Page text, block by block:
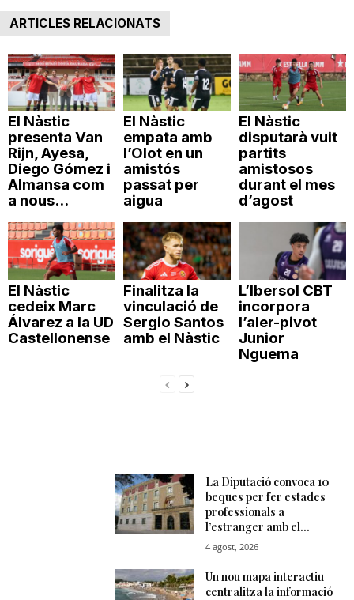
ARTICLES RELACIONATS
El Nàstic
presenta Van
Rijn, Ayesa,
Diego Gómez i
Almansa com
a nous...
El Nàstic
empata amb
l’Olot en un
amistós
passat per
aigua
El Nàstic
disputarà vuit
partits
amistosos
durant el mes
d’agost
El Nàstic
cedeix Marc
Álvarez a la UD
Castellonense
Finalitza la
vinculació de
Sergio Santos
amb el Nàstic
L’Ibersol CBT
incorpora
l’aler-pivot
Junior
Nguema